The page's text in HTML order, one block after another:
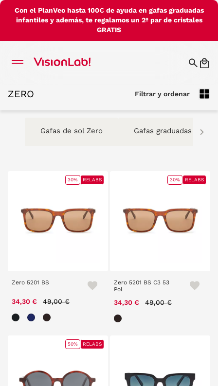
Con el PlanVeo hasta 100€ de ayuda en gafas graduadas
infantiles y además, te regalamos un 2º par de cristales
GRATIS
ZERO Filtrar y ordenar
ZERO Filtrar y ordenar
Gafas de sol Zero Gafas graduadas Zero
Zero 5201 BS
34,30 € Price reduced from
49,00 €
30% RELABS
Zero 5201 BS C3 53
Pol
34,30 € Price reduced from
49,00 €
30% RELABS
50% RELABS